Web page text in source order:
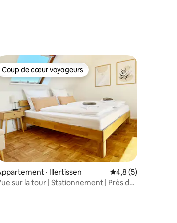
de 4,98 sur 5, 48 commentaires
Coup de cœur voyageurs
Coup de cœur voyageurs
· Illertissen Note moyenne de
4,8 (5)
sur la tour | Stationnement | Près de